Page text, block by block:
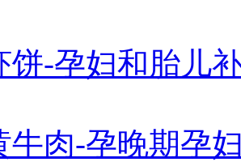
饼-孕妇和胎儿
牛肉-孕晚期孕